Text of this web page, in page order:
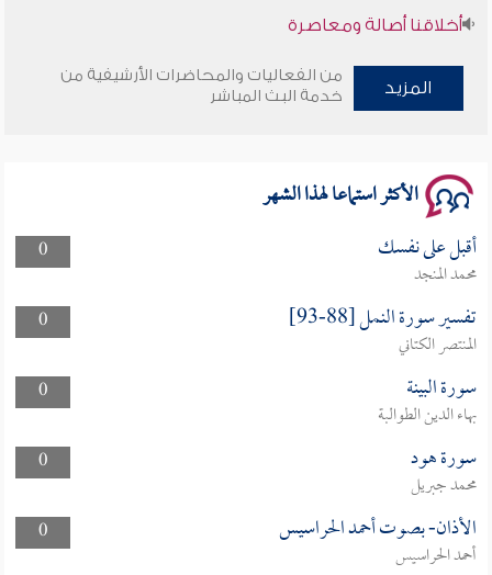
أخلاقنا أصالة ومعاصرة
وأمنهم من خوف 9
المزيد
من الفعاليات والمحاضرات الأرشيفية من
خدمة البث المباشر
الأكثر استماعا لهذا الشهر
0 أقبل على نفسك
محمد المنجد
0
تفسير سورة النمل [88-93]
المنتصر الكتاني
0
سورة البينة
بهاء الدين الطوالبة
0
سورة هود
محمد جبريل
0
الأذان- بصوت أحمد الحراسيس
أحمد الحراسيس